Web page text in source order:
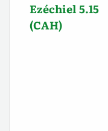
Ezéchiel 5.15
(CAH)